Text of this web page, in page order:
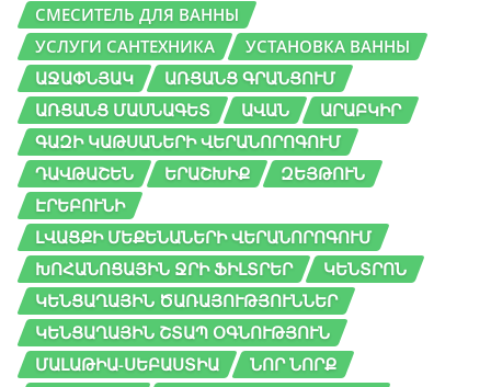
СМЕСИТЕЛЬ ДЛЯ ВАННЫ
УСЛУГИ САНТЕХНИКА
УСТАНОВКА ВАННЫ
ԱՋԱՓՆՅԱԿ
ԱՌՑԱՆՑ ԳՐԱՆՑՈՒՄ
ԱՌՑԱՆՑ ՄԱՍՆԱԳԵՏ
ԱՎԱՆ
ԱՐԱԲԿԻՐ
ԳԱԶԻ ԿԱԹՍԱՆԵՐԻ ՎԵՐԱՆՈՐՈԳՈՒՄ
ԴԱՎԹԱՇԵՆ
ԵՐԱՇԽԻՔ
ԶԵՅԹՈՒՆ
ԷՐԵԲՈՒՆԻ
ԼՎԱՑՔԻ ՄԵՔԵՆԱՆԵՐԻ ՎԵՐԱՆՈՐՈԳՈՒՄ
ԽՈՀԱՆՈՑԱՅԻՆ ՋՐԻ ՖԻԼՏՐԵՐ
ԿԵՆՏՐՈՆ
ԿԵՆՑԱՂԱՅԻՆ ԾԱՌԱՅՈՒԹՅՈՒՆՆԵՐ
ԿԵՆՑԱՂԱՅԻՆ ՇՏԱՊ ՕԳՆՈՒԹՅՈՒՆ
ՄԱԼԱԹԻԱ-ՍԵԲԱՍՏԻԱ
ՆՈՐ ՆՈՐՔ